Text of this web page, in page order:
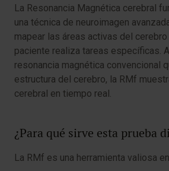
La Resonancia Magnética cerebral
una técnica de neuroimagen
mapear las áreas activas del
paciente realiza tareas específicas.
resonancia magnética convencional
estructura del cerebro, la RMf
cerebral en tiempo real.
¿Para qué sirve esta prueba
La RMf es una herramienta valiosa